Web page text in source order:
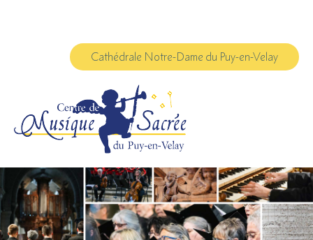
Cathédrale Notre-Dame du Puy-en-Velay